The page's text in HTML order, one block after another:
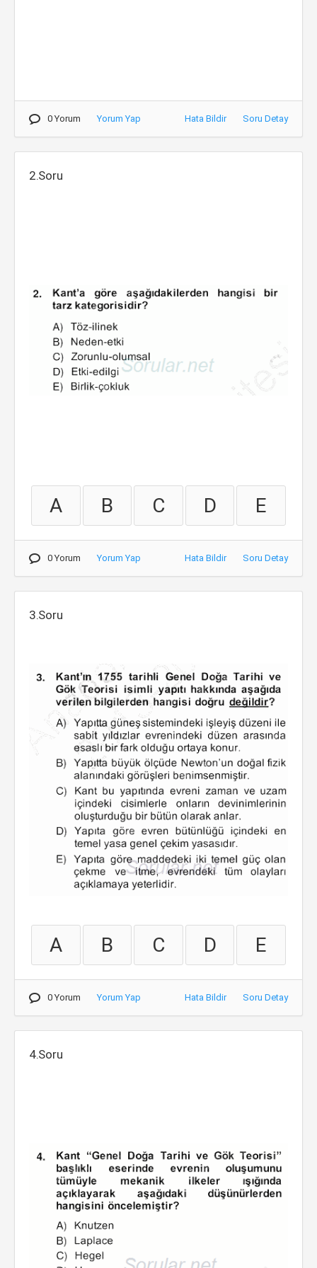
0 Yorum Yorum Yap Hata Bildir Soru Detay
2.Soru
A B C D E
0 Yorum Yorum Yap Hata Bildir Soru Detay
3.Soru
A B C D E
0 Yorum Yorum Yap Hata Bildir Soru Detay
4.Soru